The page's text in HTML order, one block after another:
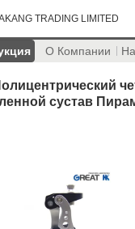
TRADING LIMITED
О Компании
сустав